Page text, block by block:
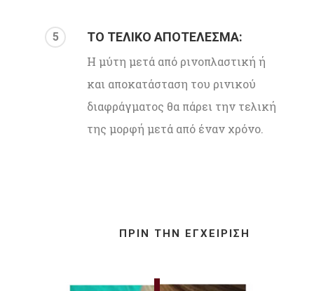
5
ΤΟ ΤΕΛΙΚΟ ΑΠΟΤΕΛΕΣΜΑ:
Η μύτη μετά από ρινοπλαστική ή
και αποκατάσταση του ρινικού
διαφράγματος θα πάρει την τελική
της μορφή μετά από έναν χρόνο.
ΠΡΙΝ ΤΗΝ ΕΓΧΕΊΡΙΣΗ